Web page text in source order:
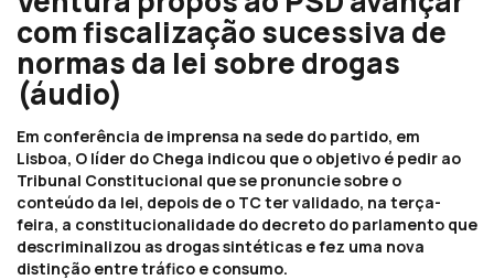
com fiscalização sucessiva de
normas da lei sobre drogas
(áudio)
Em conferência de imprensa na sede do partido, em
Lisboa, O líder do Chega indicou que o objetivo é pedir ao
Tribunal Constitucional que se pronuncie sobre o
conteúdo da lei, depois de o TC ter validado, na terça-
feira, a constitucionalidade do decreto do parlamento que
descriminalizou as drogas sintéticas e fez uma nova
distinção entre tráfico e consumo.